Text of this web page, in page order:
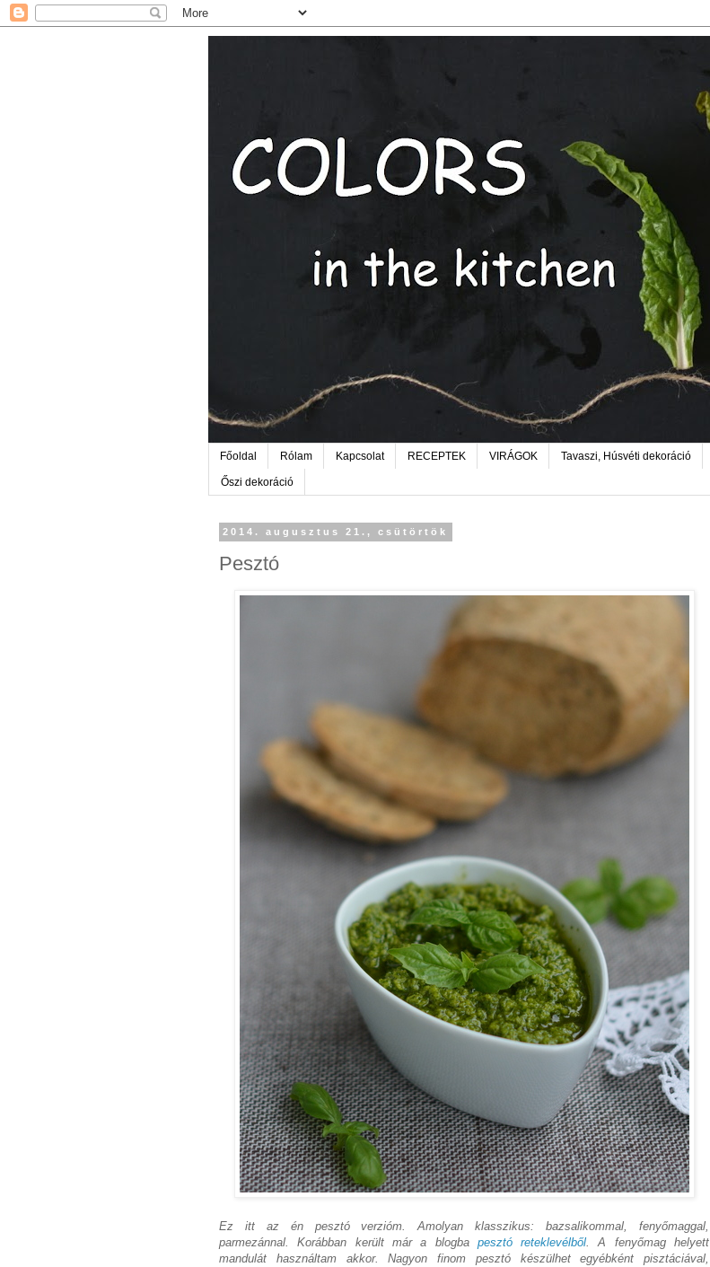
Főoldal Rólam Kapcsolat RECEPTEK VIRÁGOK Tavaszi, Húsvéti dekoráció
Őszi dekoráció
2014. augusztus 21., csütörtök
Pesztó
Ez itt az én pesztó verzióm. Amolyan klasszikus: bazsalikommal, fenyőmaggal,
parmezánnal. Korábban került már a blogba pesztó reteklevélből. A fenyőmag helyett
mandulát használtam akkor. Nagyon finom pesztó készülhet egyébként pisztáciával,